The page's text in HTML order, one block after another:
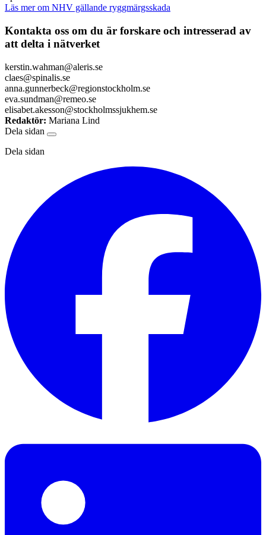
Läs mer om NHV gällande ryggmärgsskada
Kontakta oss om du är forskare och intresserad av
att delta i nätverket
kerstin.wahman@aleris.se
claes@spinalis.se
anna.gunnerbeck@regionstockholm.se
eva.sundman@remeo.se
elisabet.akesson@stockholmssjukhem.se
Redaktör: Mariana Lind
Dela sidan
Dela sidan